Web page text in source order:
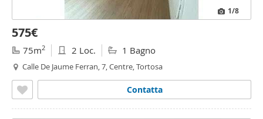
1/8
575€
75m2 2 Loc. 1 Bagno
Calle De Jaume Ferran, 7, Centre, Tortosa
Contatta